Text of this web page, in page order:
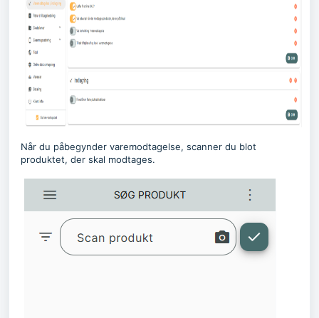
Når du påbegynder varemodtagelse, scanner du blot
produktet, der skal modtages.